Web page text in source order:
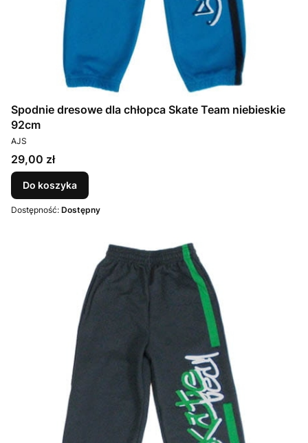
Spodnie dresowe dla chłopca Skate Team niebieskie
92cm
PRODUCENT
AJS
Cena
29,00 zł
Do koszyka
Dostępność: Dostępny